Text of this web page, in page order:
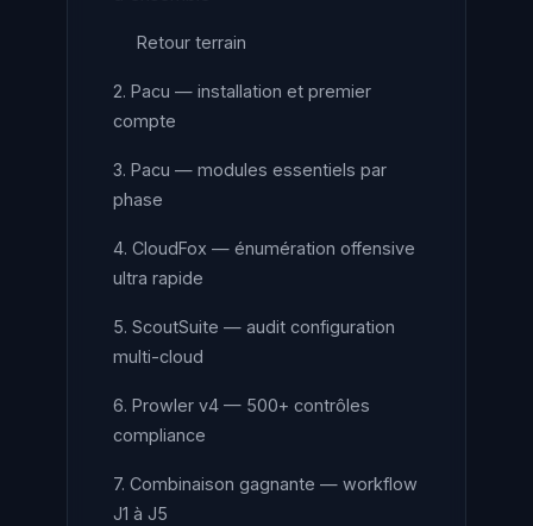
Retour terrain
2. Pacu — installation et premier
compte
3. Pacu — modules essentiels par
phase
4. CloudFox — énumération offensive
ultra rapide
5. ScoutSuite — audit configuration
multi-cloud
6. Prowler v4 — 500+ contrôles
compliance
7. Combinaison gagnante — workflow
J1 à J5